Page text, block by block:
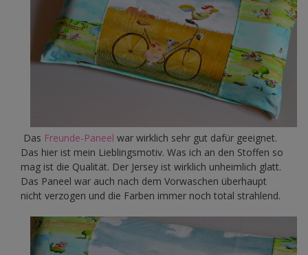
Das Freunde-Paneel war wirklich sehr gut dafür geeignet.
Das hier ist mein Lieblingsmotiv. Was ich an den Stoffen so
mag ist die Qualität. Der Jersey ist wirklich unheimlich glatt.
Das Paneel war auch nach dem Vorwaschen überhaupt
nicht verzogen und die Farben immer noch total strahlend.